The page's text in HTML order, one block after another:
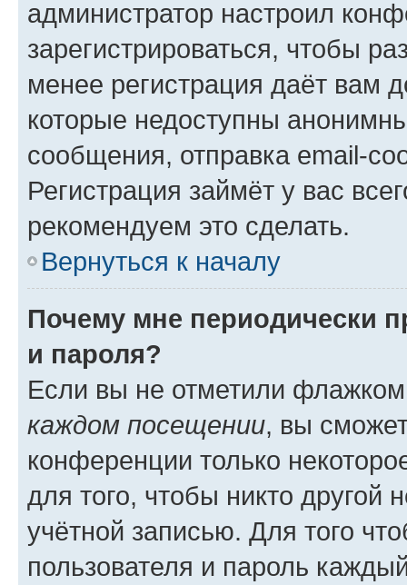
администратор настроил
зарегистрироваться, чтобы
менее регистрация даёт вам
которые недоступны
сообщения, отправка email-
Регистрация займёт у вас
рекомендуем это сделать.
Вернуться к началу
Почему мне периодически
и пароля?
Если вы не отметили
каждом посещении, вы
конференции только
для того, чтобы никто другой
учётной записью. Для того
пользователя и пароль